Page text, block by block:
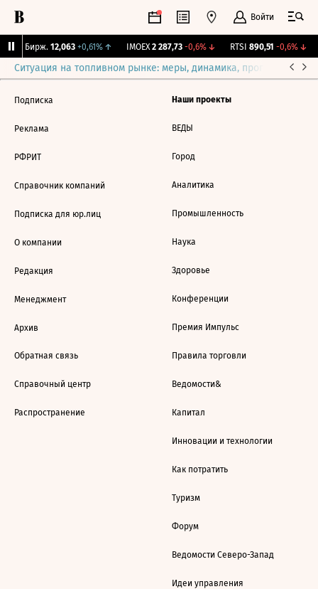
Войти
CNY Бирж. 12,063 +0,61%↑ IMOEX 2 287,73 -0,6%↓ RTSI 890,51 -0,6%↓
Ситуация на топливном рынке: меры, динамика, прогнозы
Подписка
Реклама
РФРИТ
Справочник компаний
Подписка для юр.лиц
О компании
Редакция
Менеджмент
Архив
Обратная связь
Справочный центр
Распространение
Наши проекты
ВЕДЫ
Город
Аналитика
Промышленность
Наука
Здоровье
Конференции
Премия Импульс
Правила торговли
Ведомости&
Капитал
Инновации и технологии
Как потратить
Туризм
Форум
Ведомости Северо-Запад
Идеи управления